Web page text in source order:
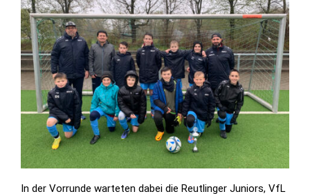
In der Vorrunde warteten dabei die Reutlinger Juniors, VfL
Cookies
werden für
die
Funktionalität
der Website
benötigt.
Statistiken
Diese Cookies
geben uns